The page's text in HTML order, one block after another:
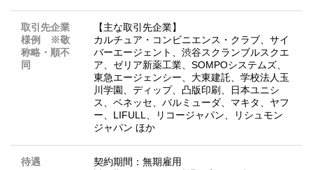
取引先企業
様例 ※敬
称略・順不
同
【主な取引先企業】
カルチュア・コンビニエンス・クラブ、サイ
バーエージェント、渋谷スクランブルスクエ
ア、ゼリア新薬工業、SOMPOシステムズ、
東急エージェンシー、大東建託、学校法人玉
川学園、ディップ、凸版印刷、日本ユニシ
ス、ベネッセ、バルミューダ、マキタ、ヤフ
ー、LIFULL、リコージャパン、リシュモン
ジャパン ほか
待遇
契約期間：無期雇用